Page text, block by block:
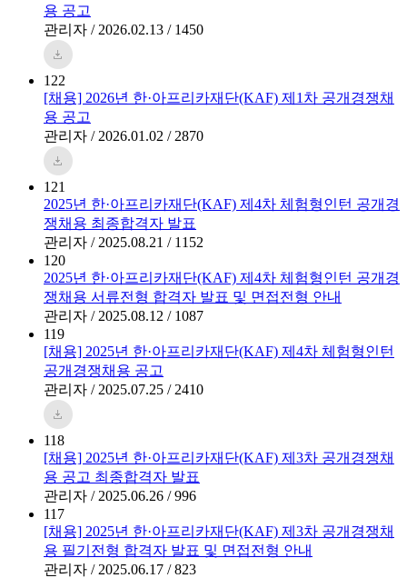
용 공고
관리자 / 2026.02.13 / 1450
122
[채용] 2026년 한·아프리카재단(KAF) 제1차 공개경쟁채
용 공고
관리자 / 2026.01.02 / 2870
121
2025년 한·아프리카재단(KAF) 제4차 체험형인턴 공개경
쟁채용 최종합격자 발표
관리자 / 2025.08.21 / 1152
120
2025년 한·아프리카재단(KAF) 제4차 체험형인턴 공개경
쟁채용 서류전형 합격자 발표 및 면접전형 안내
관리자 / 2025.08.12 / 1087
119
[채용] 2025년 한·아프리카재단(KAF) 제4차 체험형인턴
공개경쟁채용 공고
관리자 / 2025.07.25 / 2410
118
[채용] 2025년 한·아프리카재단(KAF) 제3차 공개경쟁채
용 공고 최종합격자 발표
관리자 / 2025.06.26 / 996
117
[채용] 2025년 한·아프리카재단(KAF) 제3차 공개경쟁채
용 필기전형 합격자 발표 및 면접전형 안내
관리자 / 2025.06.17 / 823